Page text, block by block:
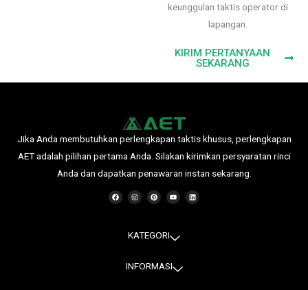
keunggulan taktis operator di
lapangan.
KIRIM PERTANYAAN
SEKARANG
Jika Anda membutuhkan perlengkapan taktis khusus, perlengkapan
AET adalah pilihan pertama Anda. Silakan kirimkan persyaratan rinci
Anda dan dapatkan penawaran instan sekarang.
F
a
c
I
n
s
r
a
P
i
n
e
s
Y
o
u
L
i
n
KATEGORI
INFORMASI